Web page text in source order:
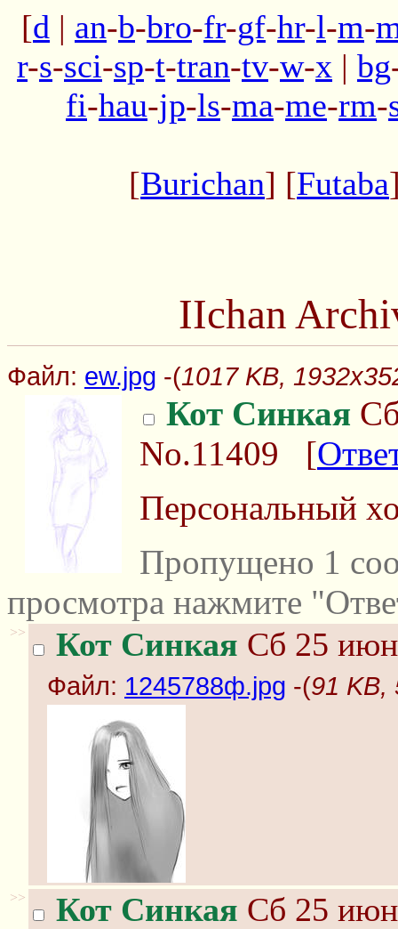
[d | an-b-bro-fr-gf-hr-l-m-
r-s-sci-sp-t-tran-tv-w-x | bg
fi-hau-jp-ls-ma-me-rm-
[Burichan] [Futaba
IIchan
Файл: ew.jpg -(1017 KB,
Кот Синкая
No.11409 [
Персональный
Пропущено 1
просмотра нажмите
>> Кот Синкая Сб 25
Файл: 1245788ф.jpg -(91 KB,
>> Кот Синкая Сб 25